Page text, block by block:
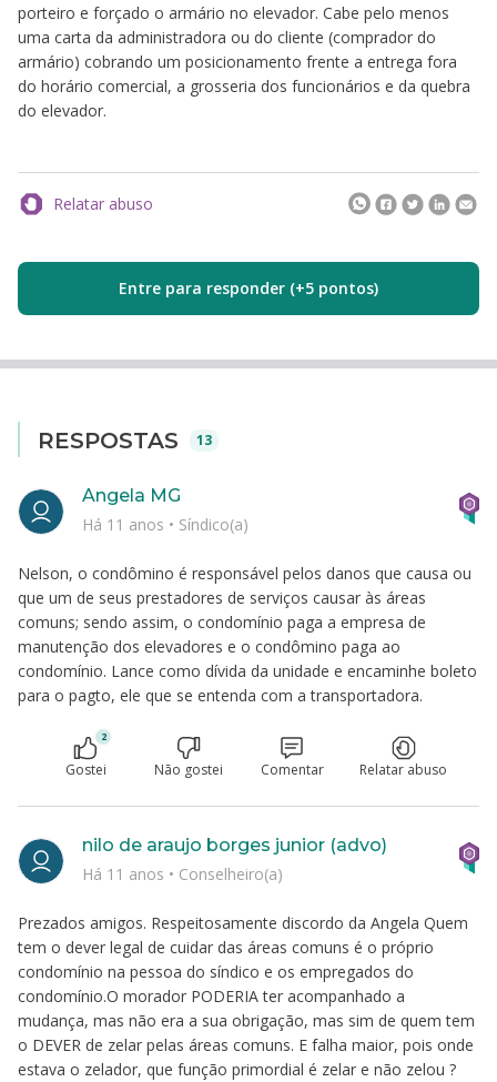
porteiro e forçado o armário no elevador. Cabe pelo menos
uma carta da administradora ou do cliente (comprador do
armário) cobrando um posicionamento frente a entrega fora
do horário comercial, a grosseria dos funcionários e da quebra
do elevador.
Relatar abuso
Entre para responder (+5 pontos)
RESPOSTAS 13
Nelson, o condômino é responsável pelos danos que causa ou
que um de seus prestadores de serviços causar às áreas
comuns; sendo assim, o condomínio paga a empresa de
manutenção dos elevadores e o condômino paga ao
condomínio. Lance como dívida da unidade e encaminhe boleto
para o pagto, ele que se entenda com a transportadora.
Angela MG
Há 11 anos • Síndico(a)
2
Gostei Não gostei Comentar Relatar abuso
Prezados amigos. Respeitosamente discordo da Angela Quem
tem o dever legal de cuidar das áreas comuns é o próprio
condomínio na pessoa do síndico e os empregados do
condomínio.O morador PODERIA ter acompanhado a
mudança, mas não era a sua obrigação, mas sim de quem tem
o DEVER de zelar pelas áreas comuns. E falha maior, pois onde
estava o zelador, que função primordial é zelar e não zelou ?
nilo de araujo borges junior (advo)
Há 11 anos • Conselheiro(a)